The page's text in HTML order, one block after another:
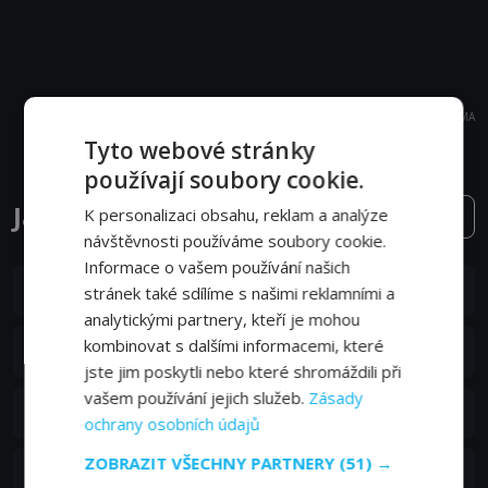
REKLAMA
Já jsem Groot epizody 2. série
5. epizoda:Groot a prastaré proroctví
06. 09. 2023
4. epizoda:Grootova zmrzlina
06. 09. 2023
Grootův sněhulák
2. epizoda:Grootův zvědavý nosík
Tyto webové stránky
používají soubory cookie.
K personalizaci obsahu, reklam a analýze
návštěvnosti používáme soubory cookie.
Informace o vašem používání našich
stránek také sdílíme s našimi reklamními a
analytickými partnery, kteří je mohou
kombinovat s dalšími informacemi, které
jste jim poskytli nebo které shromáždili při
vašem používání jejich služeb. Zásady
ochrany osobních údajů
ZOBRAZIT VŠECHNY PARTNERY (51) →